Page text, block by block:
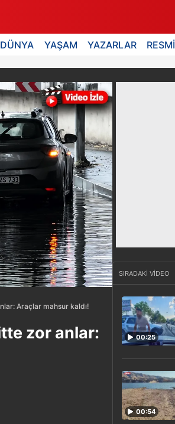
DÜNYA YAŞAM YAZARLAR
Araçlar mahsur kaldı!
zor anlar:
SIRADAKİ VİDEO
00:25
00:54